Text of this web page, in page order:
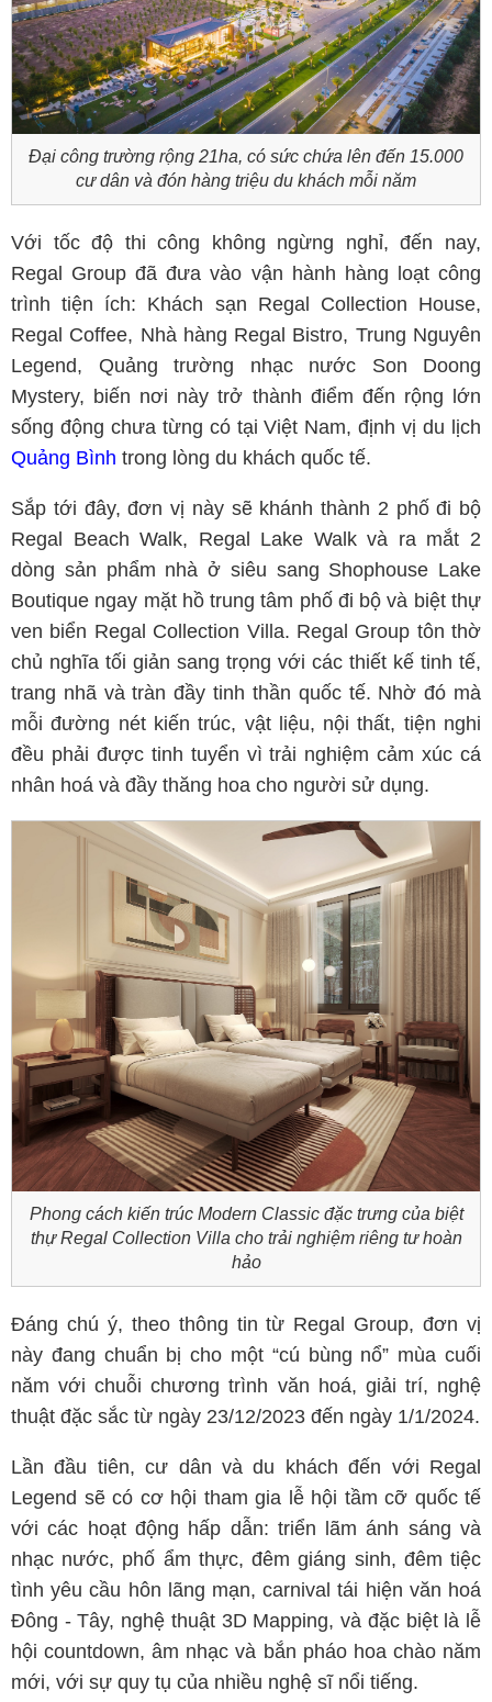
Đại công trường rộng 21ha, có sức chứa lên đến 15.000
cư dân và đón hàng triệu du khách mỗi năm
Với tốc độ thi công không ngừng nghỉ, đến nay,
Regal Group đã đưa vào vận hành hàng loạt công
trình tiện ích: Khách sạn Regal Collection House,
Regal Coffee, Nhà hàng Regal Bistro, Trung Nguyên
Legend, Quảng trường nhạc nước Son Doong
Mystery, biến nơi này trở thành điểm đến rộng lớn
sống động chưa từng có tại Việt Nam, định vị du lịch
Quảng Bình trong lòng du khách quốc tế.
Sắp tới đây, đơn vị này sẽ khánh thành 2 phố đi bộ
Regal Beach Walk, Regal Lake Walk và ra mắt 2
dòng sản phẩm nhà ở siêu sang Shophouse Lake
Boutique ngay mặt hồ trung tâm phố đi bộ và biệt thự
ven biển Regal Collection Villa. Regal Group tôn thờ
chủ nghĩa tối giản sang trọng với các thiết kế tinh tế,
trang nhã và tràn đầy tinh thần quốc tế. Nhờ đó mà
mỗi đường nét kiến trúc, vật liệu, nội thất, tiện nghi
đều phải được tinh tuyển vì trải nghiệm cảm xúc cá
nhân hoá và đầy thăng hoa cho người sử dụng.
Phong cách kiến trúc Modern Classic đặc trưng của biệt
thự Regal Collection Villa cho trải nghiệm riêng tư hoàn
hảo
Đáng chú ý, theo thông tin từ Regal Group, đơn vị
này đang chuẩn bị cho một “cú bùng nổ” mùa cuối
năm với chuỗi chương trình văn hoá, giải trí, nghệ
thuật đặc sắc từ ngày 23/12/2023 đến ngày 1/1/2024.
Lần đầu tiên, cư dân và du khách đến với Regal
Legend sẽ có cơ hội tham gia lễ hội tầm cỡ quốc tế
với các hoạt động hấp dẫn: triển lãm ánh sáng và
nhạc nước, phố ẩm thực, đêm giáng sinh, đêm tiệc
tình yêu cầu hôn lãng mạn, carnival tái hiện văn hoá
Đông - Tây, nghệ thuật 3D Mapping, và đặc biệt là lễ
hội countdown, âm nhạc và bắn pháo hoa chào năm
mới, với sự quy tụ của nhiều nghệ sĩ nổi tiếng.